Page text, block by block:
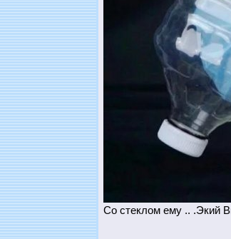
Со стеклом ему .. .Экий